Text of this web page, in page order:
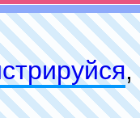
,